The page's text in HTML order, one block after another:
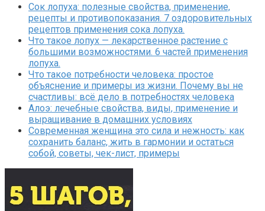
Сок лопуха: полезные свойства, применение,
рецепты и противопоказания. 7 оздоровительных
рецептов применения сока лопуха.
Что такое лопух — лекарственное растение с
большими возможностями. 6 частей применения
лопуха.
Что такое потребности человека: простое
объяснение и примеры из жизни. Почему вы не
счастливы: всё дело в потребностях человека
Алоэ: лечебные свойства, виды, применение и
выращивание в домашних условиях
Современная женщина это сила и нежность: как
сохранить баланс, жить в гармонии и остаться
собой, советы, чек-лист, примеры